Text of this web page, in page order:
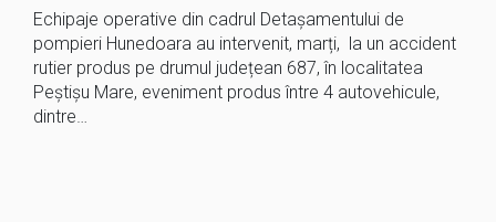
Echipaje operative din cadrul Detașamentului de
pompieri Hunedoara au intervenit, marți, la un accident
rutier produs pe drumul județean 687, în localitatea
Peștișu Mare, eveniment produs între 4 autovehicule,
dintre…